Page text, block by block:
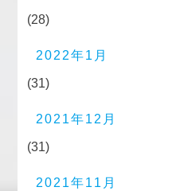
(28)
2022年1月
(31)
2021年12月
(31)
2021年11月